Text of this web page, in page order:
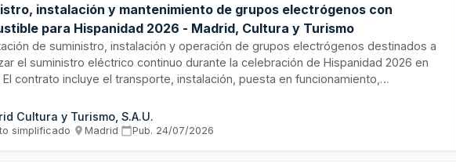
instalación y mantenimiento de grupos electrógenos con
para Hispanidad 2026 - Madrid, Cultura y Turismo
de suministro, instalación y operación de grupos electrógenos destinados a
el suministro eléctrico continuo durante la celebración de Hispanidad 2026 en
El contrato incluye el transporte, instalación, puesta en funcionamiento,
legalización de instalaciones eléctricas temporales y suministro de combustible
durante todo el período de ejecución en los emplazamientos designados.
Cultura y Turismo, S.A.U.
simplificado· Madrid· Pub. 24/07/2026